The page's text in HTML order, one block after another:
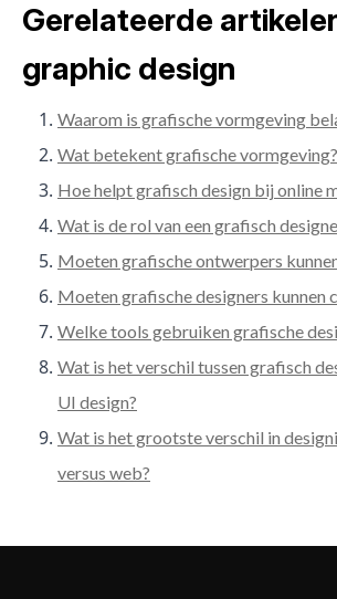
Gerelateerde
graphic design
Waarom is grafische vormgeving
Wat betekent grafische vormgeving?
Hoe helpt grafisch design bij online
Wat is de rol van een grafisch
Moeten grafische ontwerpers
Moeten grafische designers kunnen
Welke tools gebruiken grafische
Wat is het verschil tussen grafisch
UI design?
Wat is het grootste verschil in
versus web?